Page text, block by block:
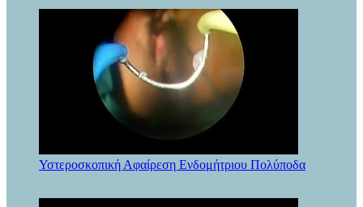
Υστεροσκοπική Αφαίρεση Ενδομήτριου Πολύποδα